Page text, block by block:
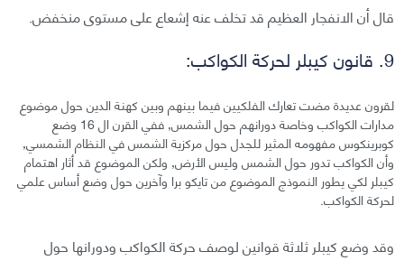
قال أن الانفجار العظيم قد تخلف عنه إشعاع على مستوى منخفض.
9. قانون كيبلر لحركة الكواكب:
لقرون عديدة مضت تعارك الفلكيين فيما بينهم وبين كهنة الدين حول موضوع
مدارات الكواكب وخاصة دورانهم حول الشمس, ففي القرن ال 16 وضع
كوبرينكوس مفهومه المثير للجدل حول مركزية الشمس في النظام الشمسي,
وأن الكواكب تدور حول الشمس وليس الأرض, ولكن الموضوع قد أثار اهتمام
كيبلر لكي يطور النموذج الموضوع من تايكو برا وآخرين حول وضع أساس علمي
لحركة الكواكب.
وقد وضع كيبلر ثلاثة قوانين لوصف حركة الكواكب ودورانها حول